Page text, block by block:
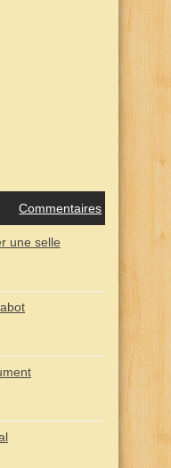
Commentaires
une selle